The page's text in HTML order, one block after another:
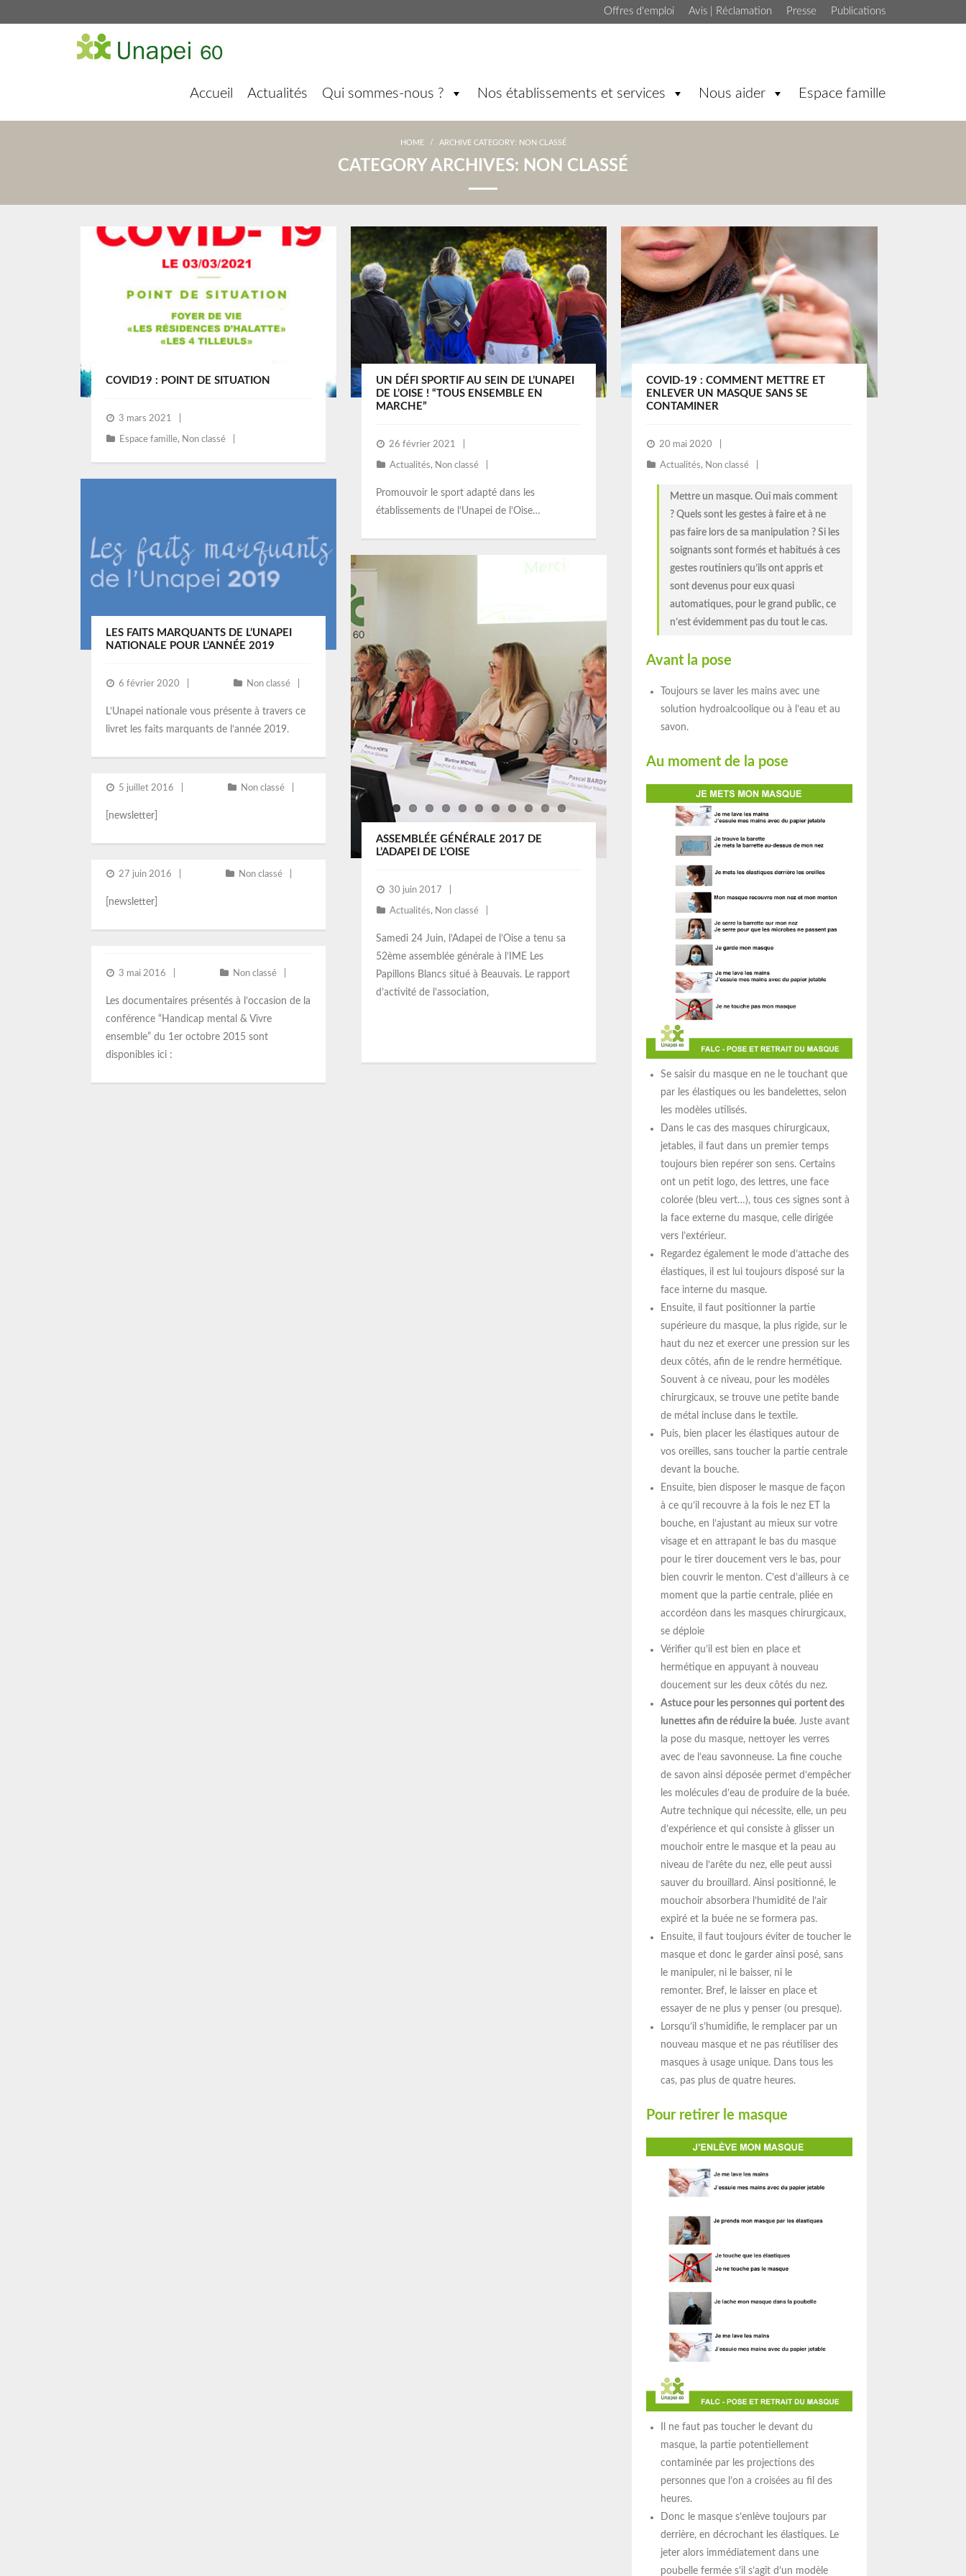
Publications
Presse
Offres d'emploi Avis | Réclamation
Accueil Actualités Qui sommes-nous ? Nos établissements et services Nous aider Espace famille
HOME / ARCHIVE CATEGORY: NON CLASSÉ
CATEGORY ARCHIVES: NON CLASSÉ
COVID19 : POINT DE SITUATION
3 mars 2021
Espace famille, Non classé
UN DÉFI SPORTIF AU SEIN DE L’UNAPEI
DE L’OISE ! “TOUS ENSEMBLE EN
MARCHE”
26 février 2021
Actualités, Non classé
Promouvoir le sport adapté dans les
établissements de l’Unapei de l’Oise…
COVID-19 : COMMENT METTRE ET
ENLEVER UN MASQUE SANS SE
CONTAMINER
20 mai 2020
Actualités, Non classé
Mettre un masque. Oui mais comment
? Quels sont les gestes à faire et à ne
pas faire lors de sa manipulation ? Si les
soignants sont formés et habitués à ces
gestes routiniers qu’ils ont appris et
sont devenus pour eux quasi
automatiques, pour le grand public, ce
n’est évidemment pas du tout le cas.
Avant la pose
Toujours se laver les mains avec une
solution hydroalcoolique ou à l’eau et au
savon.
Au moment de la pose
Se saisir du masque en ne le touchant que
par les élastiques ou les bandelettes, selon
les modèles utilisés.
Dans le cas des masques chirurgicaux,
jetables, il faut dans un premier temps
toujours bien repérer son sens. Certains
ont un petit logo, des lettres, une face
colorée (bleu vert…), tous ces signes sont à
la face externe du masque, celle dirigée
vers l’extérieur.
Regardez également le mode d’attache des
élastiques, il est lui toujours disposé sur la
face interne du masque.
Ensuite, il faut positionner la partie
supérieure du masque, la plus rigide, sur le
haut du nez et exercer une pression sur les
deux côtés, afin de le rendre hermétique.
Souvent à ce niveau, pour les modèles
chirurgicaux, se trouve une petite bande
de métal incluse dans le textile.
Puis, bien placer les élastiques autour de
vos oreilles, sans toucher la partie centrale
devant la bouche.
Ensuite, bien disposer le masque de façon
à ce qu’il recouvre à la fois le nez ET la
bouche, en l’ajustant au mieux sur votre
visage et en attrapant le bas du masque
pour le tirer doucement vers le bas, pour
bien couvrir le menton. C’est d’ailleurs à ce
moment que la partie centrale, pliée en
accordéon dans les masques chirurgicaux,
se déploie
Vérifier qu’il est bien en place et
hermétique en appuyant à nouveau
doucement sur les deux côtés du nez.
Astuce pour les personnes qui portent des
lunettes afin de réduire la buée. Juste avant
la pose du masque, nettoyer les verres
avec de l’eau savonneuse. La fine couche
de savon ainsi déposée permet d’empêcher
les molécules d’eau de produire de la buée.
Autre technique qui nécessite, elle, un peu
d’expérience et qui consiste à glisser un
mouchoir entre le masque et la peau au
niveau de l’arête du nez, elle peut aussi
sauver du brouillard. Ainsi positionné, le
mouchoir absorbera l’humidité de l’air
expiré et la buée ne se formera pas.
Ensuite, il faut toujours éviter de toucher le
masque et donc le garder ainsi posé, sans
le manipuler, ni le baisser, ni le
remonter. Bref, le laisser en place et
essayer de ne plus y penser (ou presque).
Lorsqu’il s’humidifie, le remplacer par un
nouveau masque et ne pas réutiliser des
masques à usage unique. Dans tous les
cas, pas plus de quatre heures.
Pour retirer le masque
Il ne faut pas toucher le devant du
masque, la partie potentiellement
contaminée par les projections des
personnes que l’on a croisées au fil des
heures.
Donc le masque s’enlève toujours par
derrière, en décrochant les élastiques. Le
jeter alors immédiatement dans une
poubelle fermée s’il s’agit d’un modèle
LES FAITS MARQUANTS DE L’UNAPEI
NATIONALE POUR L’ANNÉE 2019
6 février 2020 Non classé
L’Unapei nationale vous présente à travers ce
livret les faits marquants de l’année 2019.
ASSEMBLÉE GÉNÉRALE 2017 DE
L’ADAPEI DE L’OISE
30 juin 2017
Actualités, Non classé
Samedi 24 Juin, l’Adapei de l’Oise a tenu sa
52ème assemblée générale à l’IME Les
Papillons Blancs situé à Beauvais. Le rapport
d’activité de l’association,
5 juillet 2016 Non classé
[newsletter]
27 juin 2016 Non classé
[newsletter]
3 mai 2016 Non classé
Les documentaires présentés à l’occasion de la
conférence “Handicap mental & Vivre
ensemble” du 1er octobre 2015 sont
disponibles ici :